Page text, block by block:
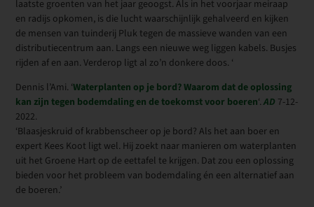
laatste groenten van het jaar geoogst. Als in het voorjaar meiraap
en radijs opkomen, is die lucht waarschijnlijk gehalveerd en kijken
de mensen van tuinderij Pluk tegen de massieve wanden van een
distributiecentrum aan. Langs een nieuwe weg liggen kabels. Busjes
rijden af en aan. Verderop ligt al zo’n donkere doos. ‘
Dennis l’Ami. ‘Waterplanten op je bord? Waarom dat de oplossing
kan zijn tegen bodemdaling en de toekomst voor boeren‘.AD 7-12-
2022.
‘Blaasjeskruid of krabbenscheer op je bord? Als het aan boer en
expert Kees Koot ligt wel. Hij zoekt naar manieren om waterplanten
uit het Groene Hart op de eettafel te krijgen. Dat zou een oplossing
bieden voor het probleem van bodemdaling én een alternatief aan
de boeren.’